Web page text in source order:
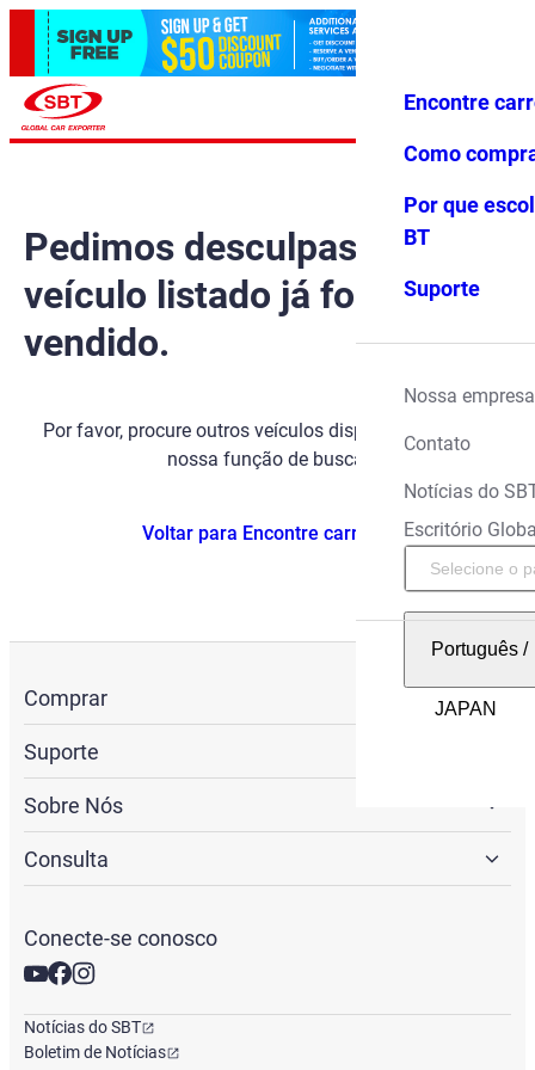
Favoritos Menu
Encontre
Como
Por que
BT
Suporte
Nossa empresa
Contato
Notícias do
Escritório
Português/
Pedimos desculpas, mas o
veículo listado já foi
vendido.
Por favor, procure outros veículos disponíveis usando
nossa função de busca.
Voltar para Encontre carros
Comprar
Suporte
Sobre Nós
Consulta
Conecte-se conosco
Notícias do SBT
Boletim de Notícias